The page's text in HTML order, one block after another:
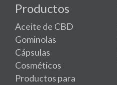
Productos
Aceite de CBD
Gominolas
Cápsulas
Cosméticos
Productos para